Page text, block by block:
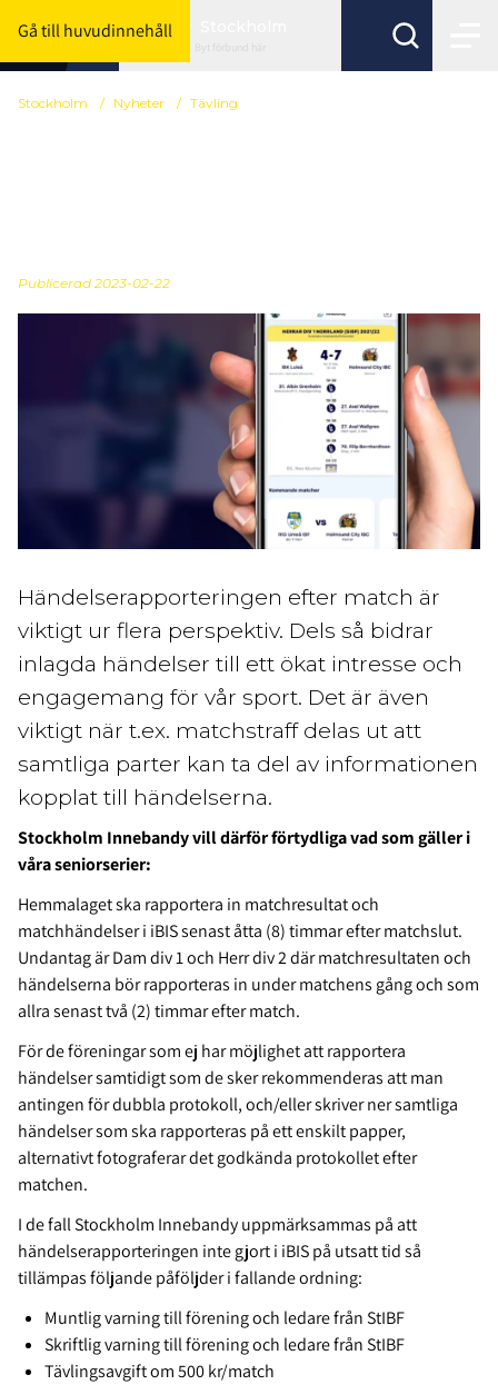
Gå till huvudinnehåll
Byt förbund här
Stockholm / Nyheter / Tävling
Publicerad 2023-02-22
Händelserapporteringen efter match är
viktigt ur flera perspektiv. Dels så bidrar
inlagda händelser till ett ökat intresse och
engagemang för vår sport. Det är även
viktigt när t.ex. matchstraff delas ut att
samtliga parter kan ta del av informationen
kopplat till händelserna.
Stockholm Innebandy vill därför förtydliga vad som gäller i
våra seniorserier:
Hemmalaget ska rapportera in matchresultat och
matchhändelser i iBIS senast åtta (8) timmar efter matchslut.
Undantag är Dam div 1 och Herr div 2 där matchresultaten och
händelserna bör rapporteras in under matchens gång och som
allra senast två (2) timmar efter match.
För de föreningar som ej har möjlighet att rapportera
händelser samtidigt som de sker rekommenderas att man
antingen för dubbla protokoll, och/eller skriver ner samtliga
händelser som ska rapporteras på ett enskilt papper,
alternativt fotograferar det godkända protokollet efter
matchen.
I de fall Stockholm Innebandy uppmärksammas på att
händelserapporteringen inte gjort i iBIS på utsatt tid så
tillämpas följande påföljder i fallande ordning:
Muntlig varning till förening och ledare från StIBF
Skriftlig varning till förening och ledare från StIBF
Tävlingsavgift om 500 kr/match